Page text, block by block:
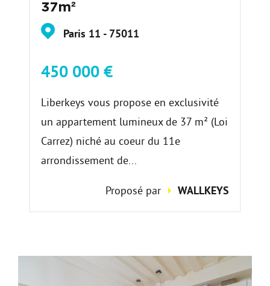
37m²
Paris 11 - 75011
450 000 €
Liberkeys vous propose en exclusivité
un appartement lumineux de 37 m² (Loi
Carrez) niché au coeur du 11e
arrondissement de...
Proposé par WALLKEYS